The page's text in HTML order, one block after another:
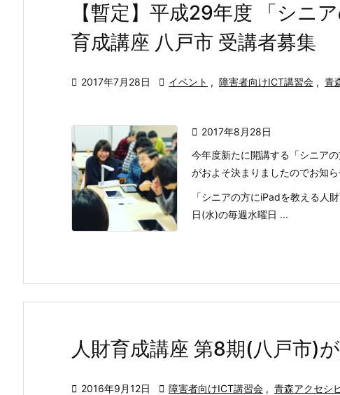
【暫定】平成29年度 「シニ
育成講座 八戸市 受講者募集
 2017年7月28日  イベント , 障害者向けICT講習会 , 青
 2017年8月28日
今年度新たに開講する「シニア
がおよそ決まりましたのでお知ら
「シニアの方にiPadを教える人
日(水)の毎週水曜日 ...
人財育成講座 第8期(八戸市)
 2016年9月12日  障害者向けICT講習会 , 青森アクセシ